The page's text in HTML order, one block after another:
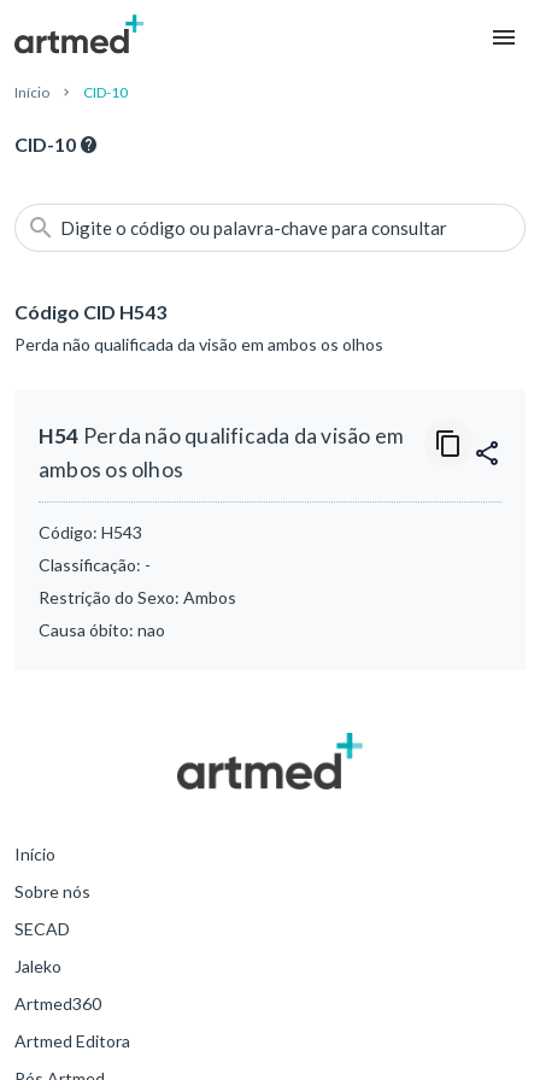
Início CID-10
CID-10
Digite o código ou palavra-chave para consultar
Código CID H543
Perda não qualificada da visão em ambos os olhos
H54 Perda não qualificada da visão em
ambos os olhos
Código: H543
Classificação: -
Restrição do Sexo: Ambos
Causa óbito: nao
Início
Sobre nós
SECAD
Jaleko
Artmed360
Artmed Editora